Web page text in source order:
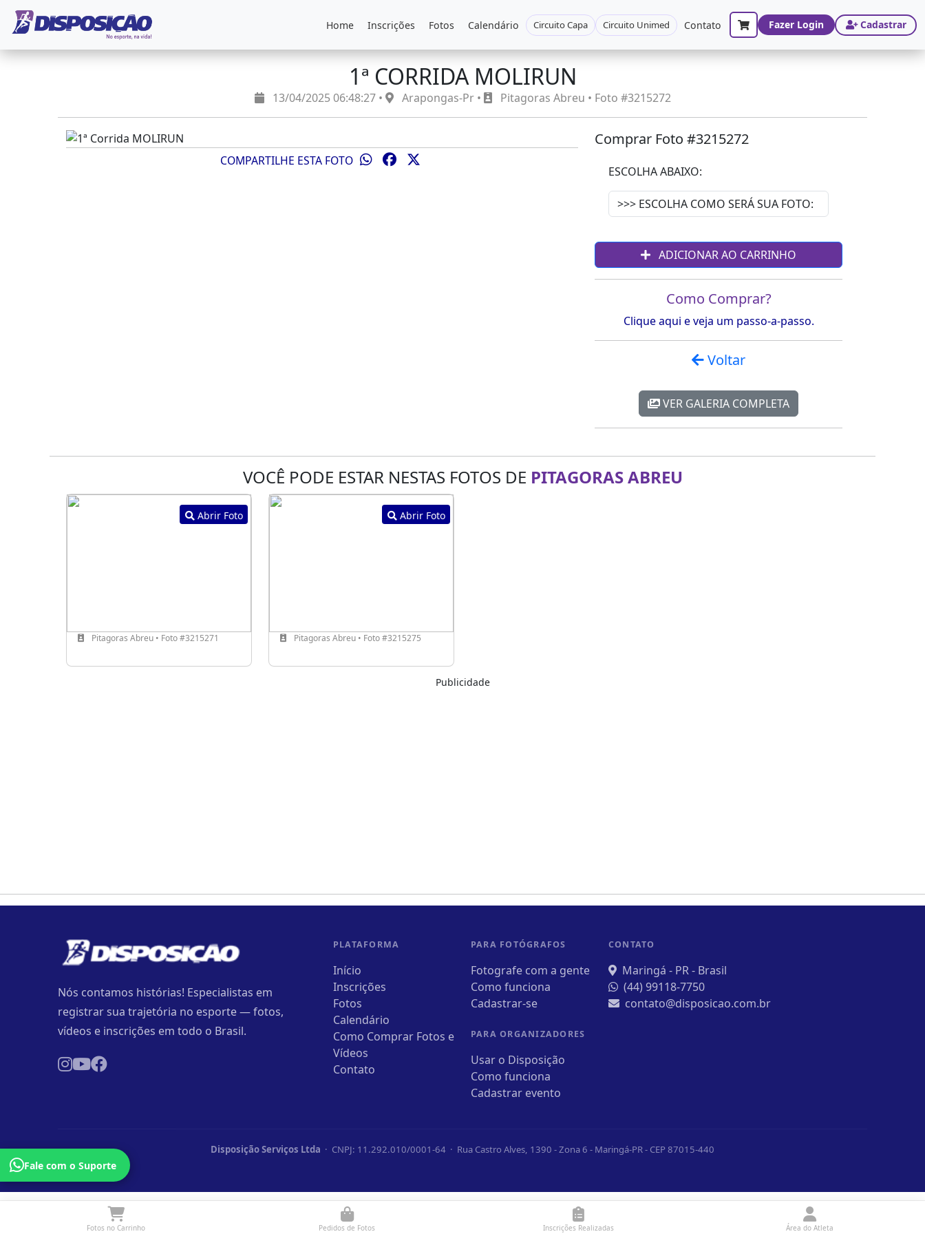
Home Inscrições Fotos Calendário Circuito Capa Circuito Unimed Contato Fazer Login Cadastrar
1ª CORRIDA MOLIRUN
13/04/2025 06:48:27 • Arapongas-Pr • Pitagoras Abreu • Foto #3215272
COMPARTILHE ESTA FOTO
Comprar Foto #3215272
ESCOLHA ABAIXO:
ADICIONAR AO CARRINHO
Como Comprar?
Clique aqui e veja um passo-a-passo.
Voltar
VER GALERIA COMPLETA
VOCÊ PODE ESTAR NESTAS FOTOS DE PITAGORAS ABREU
Abrir Foto
Pitagoras Abreu • Foto #3215271
Abrir Foto
Pitagoras Abreu • Foto #3215275
Publicidade
Nós contamos histórias! Especialistas em
registrar sua trajetória no esporte — fotos,
vídeos e inscrições em todo o Brasil.
PLATAFORMA
Início
Inscrições
Fotos
Calendário
Como Comprar Fotos e
Vídeos
Contato
PARA FOTÓGRAFOS
Fotografe com a gente
Como funciona
Cadastrar-se
PARA ORGANIZADORES
Usar o Disposição
Como funciona
Cadastrar evento
CONTATO
Maringá - PR - Brasil
(44) 99118-7750
contato@disposicao.com.br
Disposição Serviços Ltda · CNPJ: 11.292.010/0001-64 · Rua Castro Alves, 1390 - Zona 6 - Maringá-PR - CEP 87015-440
Fale com o Suporte
Fotos no Carrinho Pedidos de Fotos Inscrições Realizadas Área do Atleta